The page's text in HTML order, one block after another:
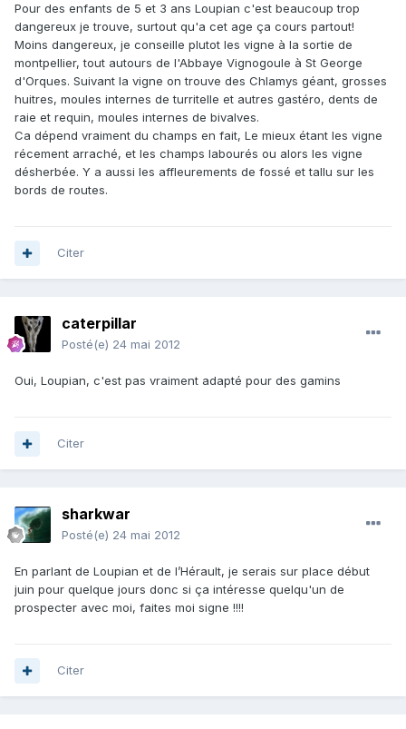
Pour des enfants de 5 et 3 ans Loupian c'est beaucoup trop
dangereux je trouve, surtout qu'a cet age ça cours partout!
Moins dangereux, je conseille plutot les vigne à la sortie de
montpellier, tout autours de l'Abbaye Vignogoule à St George
d'Orques. Suivant la vigne on trouve des Chlamys géant, grosses
huitres, moules internes de turritelle et autres gastéro, dents de
raie et requin, moules internes de bivalves.
Ca dépend vraiment du champs en fait, Le mieux étant les vigne
récement arraché, et les champs labourés ou alors les vigne
désherbée. Y a aussi les affleurements de fossé et tallu sur les
bords de routes.
Citer
caterpillar
Posté(e) 24 mai 2012
Oui, Loupian, c'est pas vraiment adapté pour des gamins
Citer
sharkwar
Posté(e) 24 mai 2012
En parlant de Loupian et de l’Hérault, je serais sur place début
juin pour quelque jours donc si ça intéresse quelqu'un de
prospecter avec moi, faites moi signe !!!!
Citer